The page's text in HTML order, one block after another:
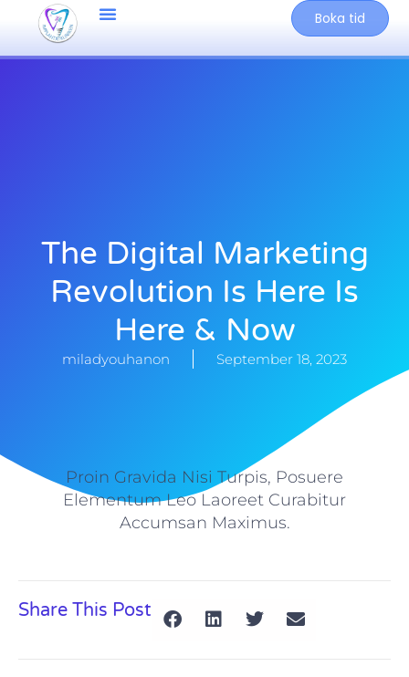
Boka tid
The Digital Marketing
Revolution Is Here Is
Here & Now
miladyouhanon September 18, 2023
Proin Gravida Nisi Turpis, Posuere
Elementum Leo Laoreet Curabitur
Accumsan Maximus.
Share This Post